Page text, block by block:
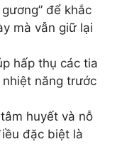
để khắc
mà vẫn giữ lại
hấp thụ các tia
năng trước
huyết và nỗ
đặc biệt là